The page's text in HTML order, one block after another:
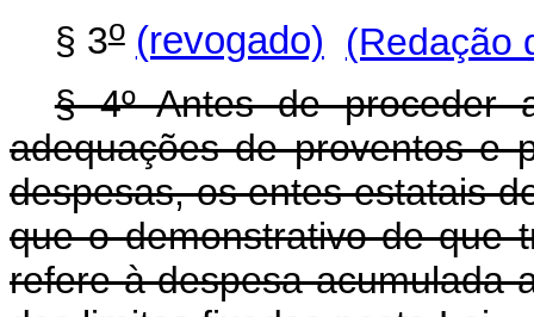
§ 3o (revogado)
(Redação
§ 4º Antes de proceder
adequações de proventos e
despesas, os entes estatais
que o demonstrativo de que
refere à despesa acumulada